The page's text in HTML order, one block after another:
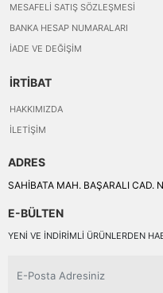
MESAFELI SATIŞ SÖZLEŞMESI
BANKA HESAP NUMARALARI
İADE VE DEĞIŞIM
İRTİBAT
HAKKIMIZDA
İLETIŞIM
ADRES
SAHİBATA MAH. BAŞARALI CAD.
E-BÜLTEN
YENI VE INDIRIMLI ÜRÜNLERDEN